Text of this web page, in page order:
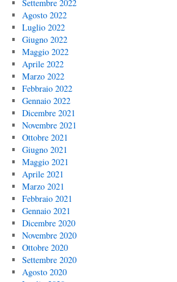
Settembre 2022
Agosto 2022
Luglio 2022
Giugno 2022
Maggio 2022
Aprile 2022
Marzo 2022
Febbraio 2022
Gennaio 2022
Dicembre 2021
Novembre 2021
Ottobre 2021
Giugno 2021
Maggio 2021
Aprile 2021
Marzo 2021
Febbraio 2021
Gennaio 2021
Dicembre 2020
Novembre 2020
Ottobre 2020
Settembre 2020
Agosto 2020